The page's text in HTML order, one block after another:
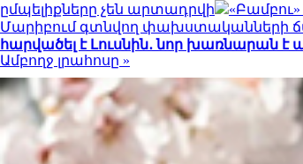
ըմպելիքները չեն արտադրվի
Մարիբում գտնվող փախստականների
հարվածել է Լուսնին․ նոր խառնարան է
Ամբողջ լրահոսը »